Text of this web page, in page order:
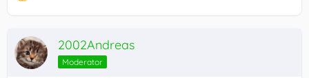
2002Andreas
Moderator